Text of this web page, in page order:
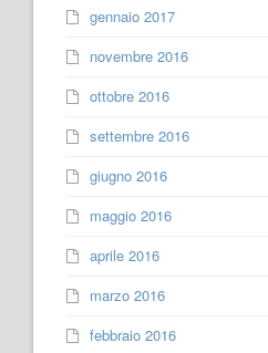
gennaio 2017
novembre 2016
ottobre 2016
settembre 2016
giugno 2016
maggio 2016
aprile 2016
marzo 2016
febbraio 2016